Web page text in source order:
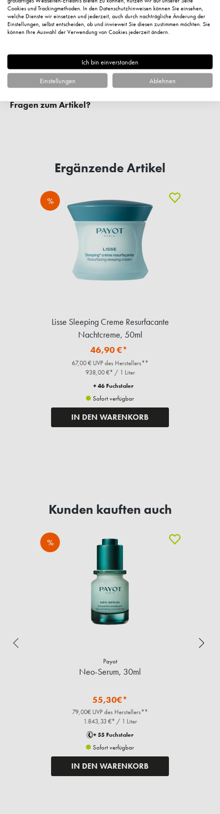
Fragen zum Artikel?
Ergänzende Artikel
%
Lisse Sleeping Creme Resurfacante
Nachtcreme, 50ml
46,90 €*
67,00 € UVP des Herstellers**
938,00 €* / 1 Liter
+ 46 Fuchstaler
Sofort verfügbar
IN DEN WARENKORB
Kunden kauften auch
%
Payot
Neo-Serum, 30ml
55,30€*
79,00€ UVP des Herstellers**
1.843,33 €* / 1 Liter
+ 55 Fuchstaler
Sofort verfügbar
IN DEN WARENKORB
Cookies und Trackingmethoden. In den Datenschutzhinweisen können Sie einsehen,
welche Dienste wir einsetzen und jederzeit, auch durch nachträgliche Änderung der
Einstellungen, selbst entscheiden, ob und inwieweit Sie diesen zustimmen möchten. Sie
können Ihre Auswahl der Verwendung von Cookies jederzeit ändern.
Ich bin einverstanden
Einstellungen Ablehnen